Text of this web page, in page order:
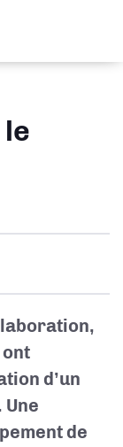
ont
d’un
de